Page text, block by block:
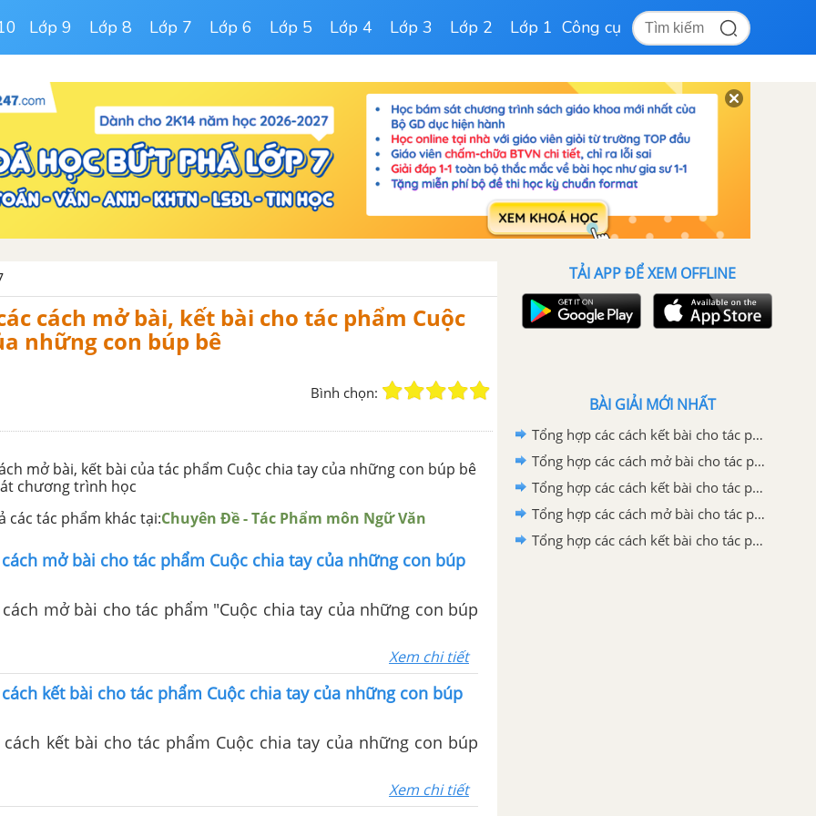
Lớp 9 Lớp 8 Lớp 7 Lớp 6 Lớp 5 Lớp 4 Lớp 3 Lớp 2 Lớp 1 Công cụ
cách mở bài, kết bài cho tác phẩm Cuộc
những con búp bê
Bình chọn:
mở bài, kết bài của tác phẩm Cuộc chia tay của những con búp bê
chương trình học
các tác phẩm khác tại:Chuyên Đề - Tác Phẩm môn Ngữ Văn
mở bài cho tác phẩm Cuộc chia tay của những con búp
mở bài cho tác phẩm "Cuộc chia tay của những con búp
Xem chi tiết
kết bài cho tác phẩm Cuộc chia tay của những con búp
kết bài cho tác phẩm Cuộc chia tay của những con búp
Xem chi tiết
TẢI APP ĐỂ XEM OFFLINE
BÀI GIẢI MỚI NHẤT
Tổng hợp các cách kết bài cho tác phẩm Quan âm Thị Kính
Tổng hợp các cách mở bài cho tác phẩm Quan Âm Thị Kính
Tổng hợp các cách kết bài cho tác phẩm Ca Huế trên sông Hương
Tổng hợp các cách mở bài cho tác phẩm Ca Huế trên sông Hương
Tổng hợp các cách kết bài cho tác phẩm Những trò lố hay là Va-ren và Phan Bội Châu